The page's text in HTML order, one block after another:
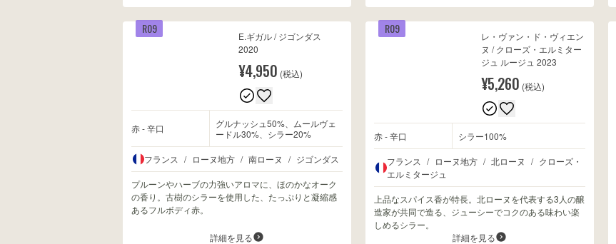
R09
E.ギガル / ジゴンダス
2020
¥4,950 (税込)
赤 - 辛口
グルナッシュ50%、ムールヴェ
ードル30%、シラー20%
フランス / ローヌ地方 / 南ローヌ / ジゴンダス
プルーンやハーブの力強いアロマに、ほのかなオーク
の香り。古樹のシラーを使用した、たっぷりと凝縮感
あるフルボディ赤。
詳細を見る
R09
レ・ヴァン・ド・ヴィエン
ヌ / クローズ・エルミター
ジュ ルージュ 2023
¥5,260 (税込)
赤 - 辛口 シラー100%
フランス / ローヌ地方 / 北ローヌ / クローズ・
エルミタージュ
上品なスパイス香が特長。北ローヌを代表する3人の醸
造家が共同で造る、ジューシーでコクのある味わい楽
しめるシラー。
詳細を見る